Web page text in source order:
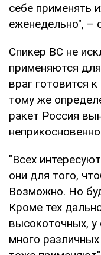
себе применять
еженедельно", –
Спикер ВС не
применяются
враг готовится
тому же
ракет Россия
"Всех
они для того,
Возможно. Но
Кроме тех
высокоточных, у
много